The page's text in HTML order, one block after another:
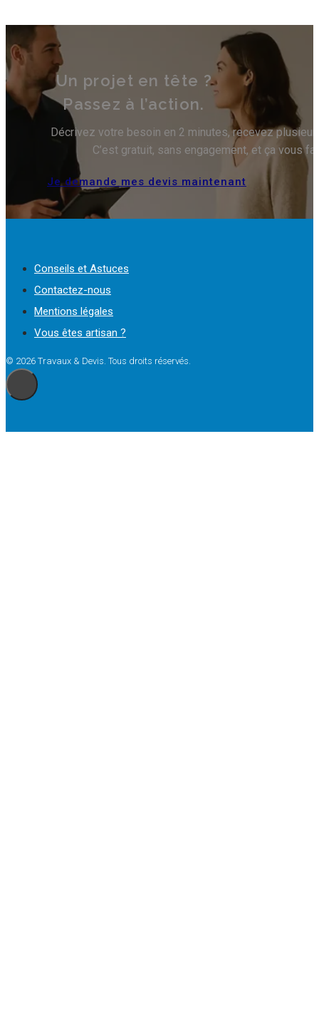
Un projet en tête ?
Passez à l’action.
Décrivez votre besoin en 2 minutes, recevez
C’est gratuit, sans engagement, et ça vous
Je demande mes devis maintenant
Conseils et Astuces
Contactez-nous
Mentions légales
Vous êtes artisan ?
© 2026 Travaux & Devis. Tous droits réservés.